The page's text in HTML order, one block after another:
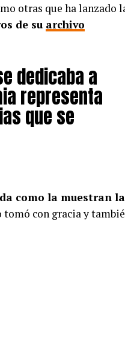
otras que ha lanzado
de su archivo
dedicaba a
representa
que se
como la muestran
tomó con gracia y